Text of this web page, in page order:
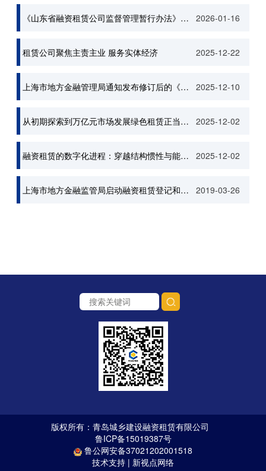
《山东省融资租赁公司监督管理暂行办法》(鲁金监发〔2021〕8号)已于2023年12月31日失效，暂未印发新的管理办法，执行原中国银行保险监督管理委员会印发的《中国银保监会关于印发融资租赁公司监督管理暂行办法的通知》（银保监发[2020]22号）。 2026-01-16
租赁公司聚焦主责主业 服务实体经济 2025-12-22
上海市地方金融管理局通知发布修订后的《上海市融资租赁公司监督管理暂行办法》 2025-12-10
从初期探索到万亿元市场发展绿色租赁正当其时 2025-12-02
融资租赁的数字化进程：穿越结构惯性与能力断层 2025-12-02
上海市地方金融监管局启动融资租赁登记和查询工作 2019-03-26
版权所有：青岛城乡建设融资租赁有限公司
鲁ICP备15019387号
鲁公网安备37021202001518
技术支持 | 新视点网络